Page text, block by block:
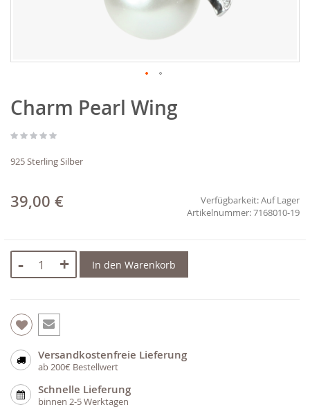
Anfang
der
springen
Charm Pearl Wing
925 Sterling Silber
39,00 € Verfügbarkeit:Auf Lager
7168010-19
- + In den Warenkorb
Versandkostenfreie Lieferung
ab 200€ Bestellwert
Schnelle Lieferung
binnen 2-5 Werktagen